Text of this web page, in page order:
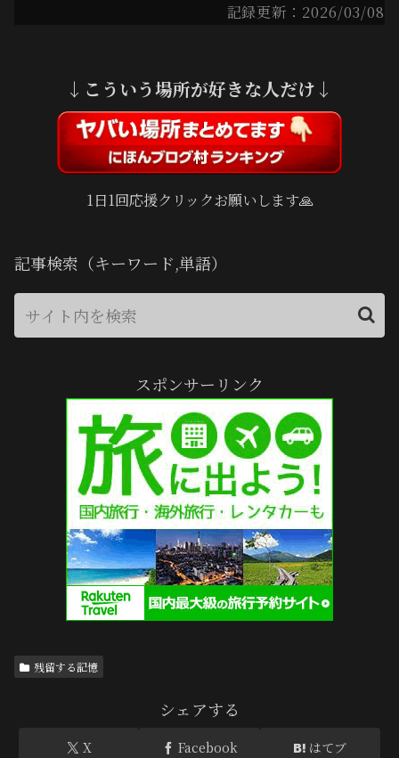
記録更新：2026/03/08
↓こういう場所が好きな人だけ↓
1日1回応援クリックお願いします🙏
記事検索（キーワード,単語）
スポンサーリンク
残留する記憶
シェアする
X Facebook はてブ